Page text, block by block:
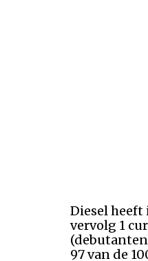
Diesel heeft
vervolg 1
97 van de